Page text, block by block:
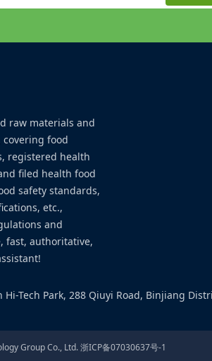
raw materials and
covering food
registered health
filed health food
safety standards,
etc.,
and
fast, authoritative,
Tech Park, 288 Qiuyi Road, Binjiang
Group Co., Ltd.浙ICP备07030637号-1